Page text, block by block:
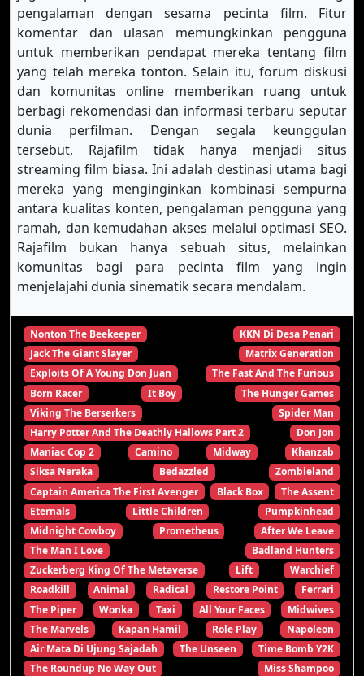
pengalaman dengan sesama pecinta film. Fitur
komentar dan ulasan memungkinkan pengguna
untuk memberikan pendapat mereka tentang film
yang telah mereka tonton. Selain itu, forum diskusi
dan komunitas online memberikan ruang untuk
berbagi rekomendasi dan informasi terbaru seputar
dunia perfilman. Dengan segala keunggulan
tersebut, Rajafilm tidak hanya menjadi situs
streaming film biasa. Ini adalah destinasi utama bagi
mereka yang menginginkan kombinasi sempurna
antara kualitas konten, pengalaman pengguna yang
ramah, dan kemudahan akses melalui optimasi SEO.
Rajafilm bukan hanya sebuah situs, melainkan
komunitas bagi para pecinta film yang ingin
menjelajahi dunia sinematik secara mendalam.
Nonton The Beekeeper
KKN Di Desa Penari
Jack The Giant Slayer
Matrix Generation
Exploits Of A Young Don Juan
The Fast And The Furious
Born Racer
It Boy
The Hunger Games
Viking The Berserkers
Spider Man
Harry Potter And The Deathly Hallows Part 2
Don Jon
Maniac Cop 2
Camino Midway
Khanzab
Siksa Neraka
Bedazzled
Zombieland
Captain America The First Avenger
Black Box
The Assent
Eternals
Little Children
Pumpkinhead
Midnight Cowboy
Prometheus
After We Leave
The Man I Love
Badland Hunters
Zuckerberg King Of The Metaverse
Lift
Warchief
Roadkill
Animal Radical Restore Point
Ferrari
The Piper
Wonka Taxi All Your Faces
Midwives
The Marvels
Kapan Hamil Role Play
Napoleon
Air Mata Di Ujung Sajadah
The Unseen
Time Bomb Y2K
The Roundup No Way Out
Miss Shampoo